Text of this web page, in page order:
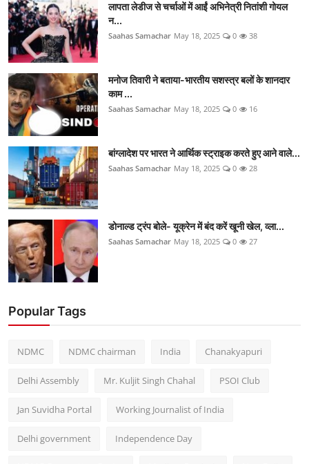
लापता लेडीज से चर्चाओं में आईं अभिनेत्री नितांशी गोयल
न...
Saahas Samachar May 18, 2025 0 38
मनोज तिवारी ने बताया-भारतीय सशस्त्र बलों के शानदार
काम ...
Saahas Samachar May 18, 2025 0 16
बांग्लादेश पर भारत ने आर्थिक स्ट्राइक करते हुए आने वाले...
Saahas Samachar May 18, 2025 0 28
डोनाल्ड ट्रंप बोले- यूक्रेन में बंद करें खूनी खेल, व्ला...
Saahas Samachar May 18, 2025 0 27
Popular Tags
NDMC NDMC chairman India Chanakyapuri
Delhi Assembly Mr. Kuljit Singh Chahal PSOI Club
Jan Suvidha Portal Working Journalist of India
Delhi government Independence Day